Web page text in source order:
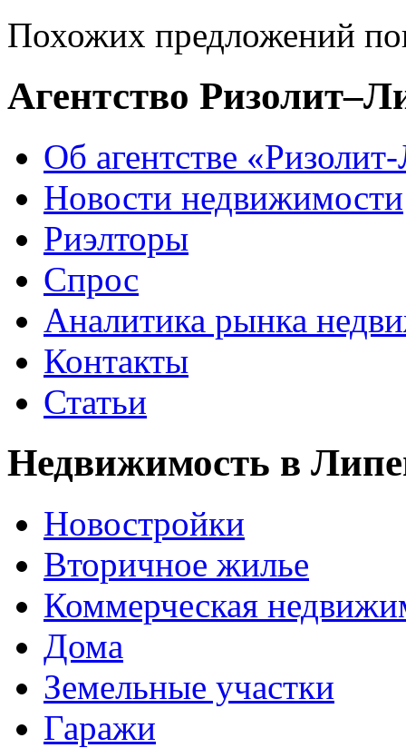
Похожих предложений
Агентство
Об агентстве
Новости недвижимости
Риэлторы
Спрос
Аналитика рынка
Контакты
Статьи
Недвижимость в
Новостройки
Вторичное жилье
Коммерческая
Дома
Земельные участки
Гаражи